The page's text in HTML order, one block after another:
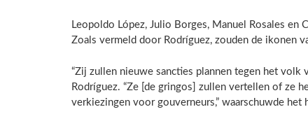
Leopoldo López, Julio Borges, Manuel Rosales
Zoals vermeld door Rodríguez, zouden de ikonen
“Zij zullen nieuwe sancties plannen tegen het volk
Rodríguez. “Ze [de gringos] zullen vertellen of ze
verkiezingen voor gouverneurs,” waarschuwde het